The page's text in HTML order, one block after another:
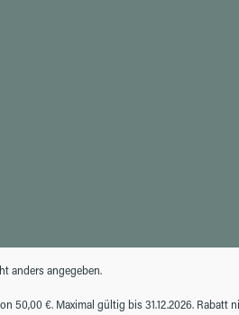
anders angegeben.
€. Maximal gültig bis 31.12.2026.